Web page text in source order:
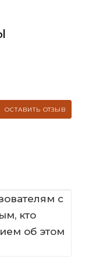
ОСТАВИТЬ ОТЗЫВ
с
кто
об этом